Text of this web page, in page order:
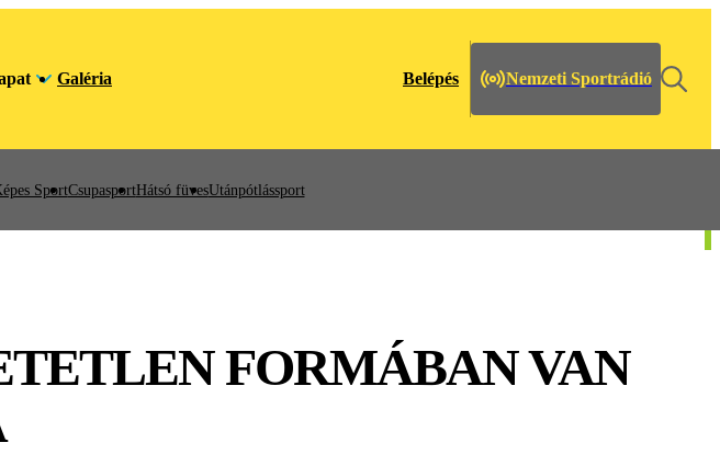
Galéria Belépés Nemzeti Sportrádió
SportCsupasportHátsó füvesUtánpótlássport
FORMÁBAN VAN